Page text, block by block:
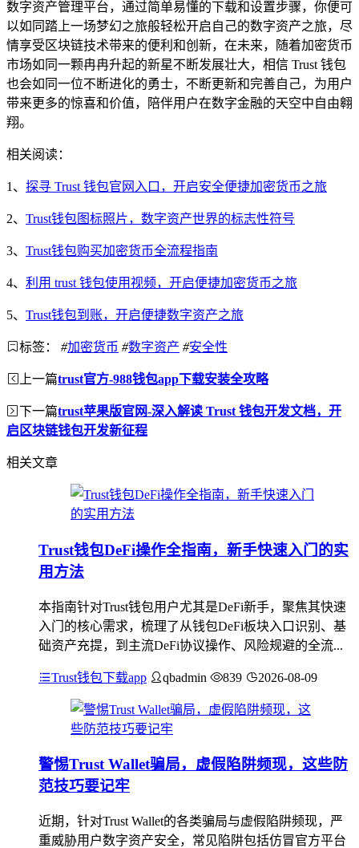
数字资产管理平台，通过简单易懂的下载和设置步骤，你便可
以如同踏上一场梦幻之旅般轻松开启自己的数字资产之旅，尽
情享受区块链技术带来的便利和创新，在未来，随着加密货币
市场如同一颗冉冉升起的新星不断发展壮大，相信 Trust 钱包
也会如同一位不断进化的勇士，不断更新和完善自己，为用户
带来更多的惊喜和价值，陪伴用户在数字金融的天空中自由翱
翔。
相关阅读：
1、 探寻 Trust 钱包官网入口，开启安全便捷加密货币之旅
2、 Trust钱包图标照片，数字资产世界的标志性符号
3、 Trust钱包购买加密货币全流程指南
4、 利用 trust 钱包使用视频，开启便捷加密货币之旅
5、 Trust钱包到账，开启便捷数字资产之旅
标签： #加密货币 #数字资产 #安全性
上一篇trust官方-988钱包app下载安装全攻略
下一篇trust苹果版官网-深入解读 Trust 钱包开发文档，开
启区块链钱包开发新征程
相关文章
Trust钱包DeFi操作全指南，新手快速入门的实
用方法
本指南针对Trust钱包用户尤其是DeFi新手，聚焦其快速
入门的核心需求，梳理了从钱包DeFi板块入口识别、基
础资产充提，到主流DeFi协议操作、风险规避的全流...
Trust钱包下载app qbadmin 839 2026-08-09
警惕Trust Wallet骗局，虚假陷阱频现，这些防
范技巧要记牢
近期，针对Trust Wallet的各类骗局与虚假陷阱频现，严
重威胁用户数字资产安全，常见陷阱包括仿冒官方平台